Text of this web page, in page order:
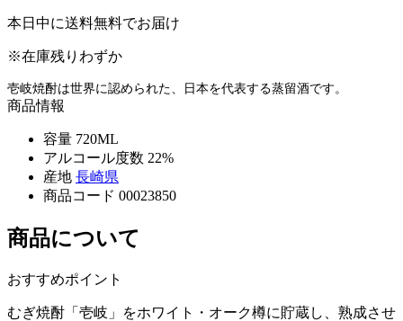
本日中に送料無料でお届け
※在庫残りわずか
壱岐焼酎は世界に認められた、日本を代表する蒸留酒です。
商品情報
容量 720ML
アルコール度数 22%
産地 長崎県
商品コード 00023850
商品について
おすすめポイント
むぎ焼酎「壱岐」をホワイト・オーク樽に貯蔵し、熟成させ